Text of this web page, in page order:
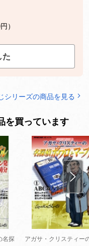
）
た
シリーズの商品を見る
を買っています
名探
アガサ・クリスティー